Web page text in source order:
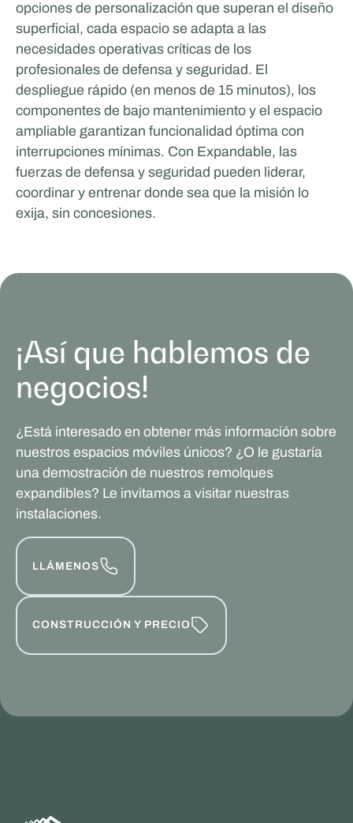
opciones de personalización que superan el diseño
superficial, cada espacio se adapta a las
necesidades operativas críticas de los
profesionales de defensa y seguridad. El
despliegue rápido (en menos de 15 minutos), los
componentes de bajo mantenimiento y el espacio
ampliable garantizan funcionalidad óptima con
interrupciones mínimas. Con Expandable, las
fuerzas de defensa y seguridad pueden liderar,
coordinar y entrenar donde sea que la misión lo
exija, sin concesiones.
¡Así que hablemos de
negocios!
¿Está interesado en obtener más información sobre
nuestros espacios móviles únicos? ¿O le gustaría
una demostración de nuestros remolques
expandibles? Le invitamos a visitar nuestras
instalaciones.
LLÁMENOS
CONSTRUCCIÓN Y PRECIO